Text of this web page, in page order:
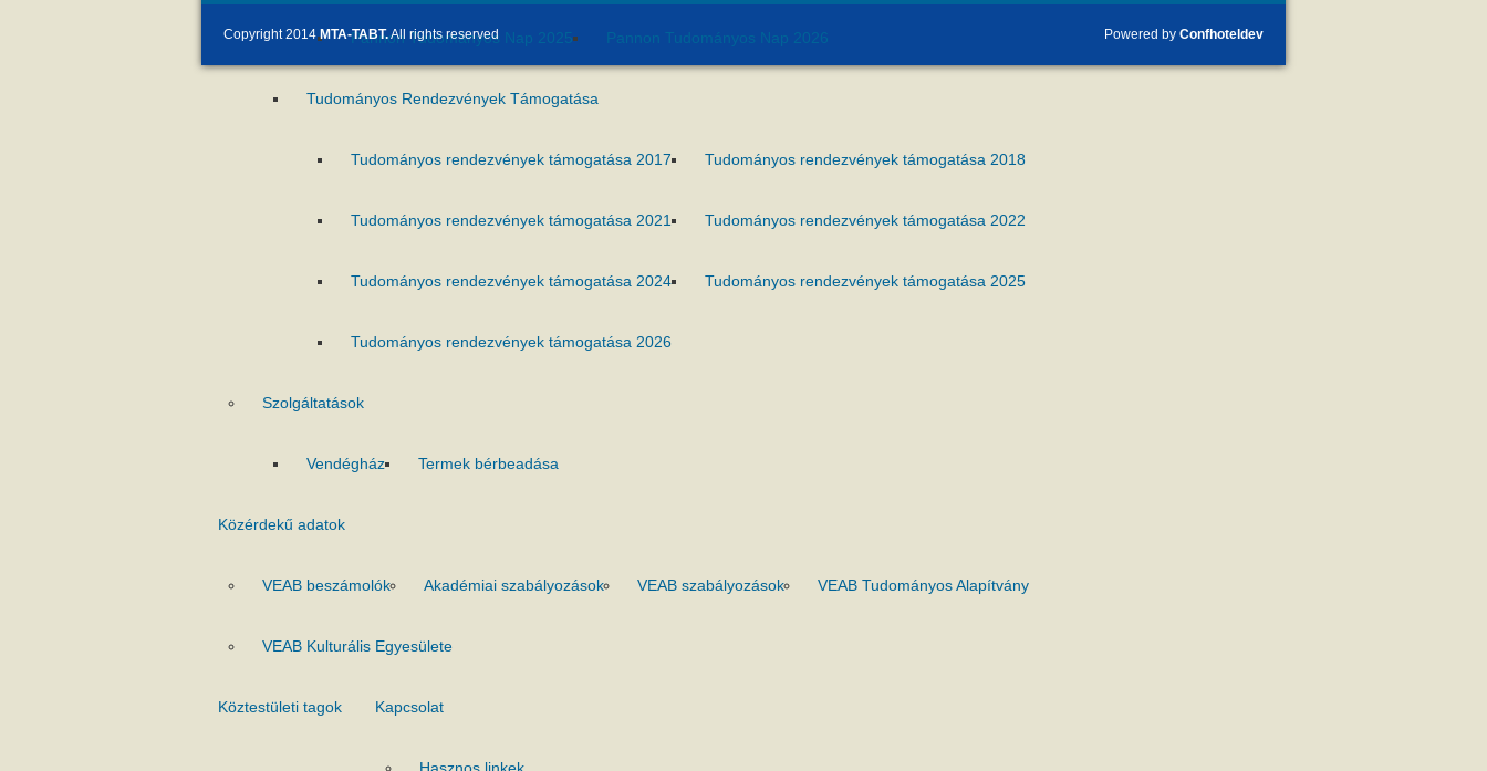
Pannon Tudományos Nap 2025 Pannon Tudományos Nap 2026
Tudományos Rendezvények Támogatása
Tudományos rendezvények támogatása 2017 Tudományos rendezvények támogatása 2018
Tudományos rendezvények támogatása 2021 Tudományos rendezvények támogatása 2022
Tudományos rendezvények támogatása 2024 Tudományos rendezvények támogatása 2025
Tudományos rendezvények támogatása 2026
Szolgáltatások
Vendégház Termek bérbeadása
Közérdekű adatok
VEAB beszámolók Akadémiai szabályozások VEAB szabályozások VEAB Tudományos Alapítvány
VEAB Kulturális Egyesülete
Köztestületi tagok Kapcsolat
Copyright 2014MTA-TABT.All rights reserved Powered by Confhoteldev